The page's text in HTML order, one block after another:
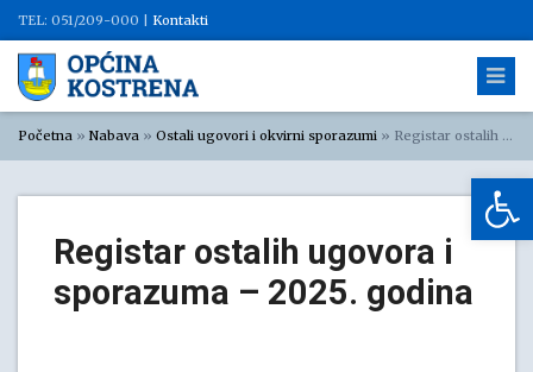
TEL: 051/209-000 | Kontakti
Početna » Nabava » Ostali ugovori i okvirni sporazumi » Registar ostalih ugovora i sporazuma – 2025. godina
Registar ostalih ugovora i
sporazuma – 2025. godina